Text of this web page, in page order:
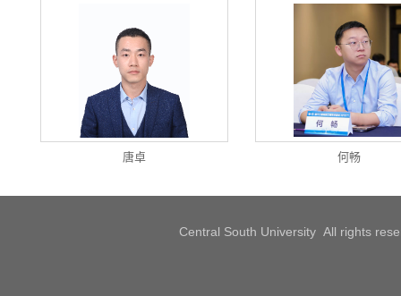
唐卓 何畅
Central South University All rights